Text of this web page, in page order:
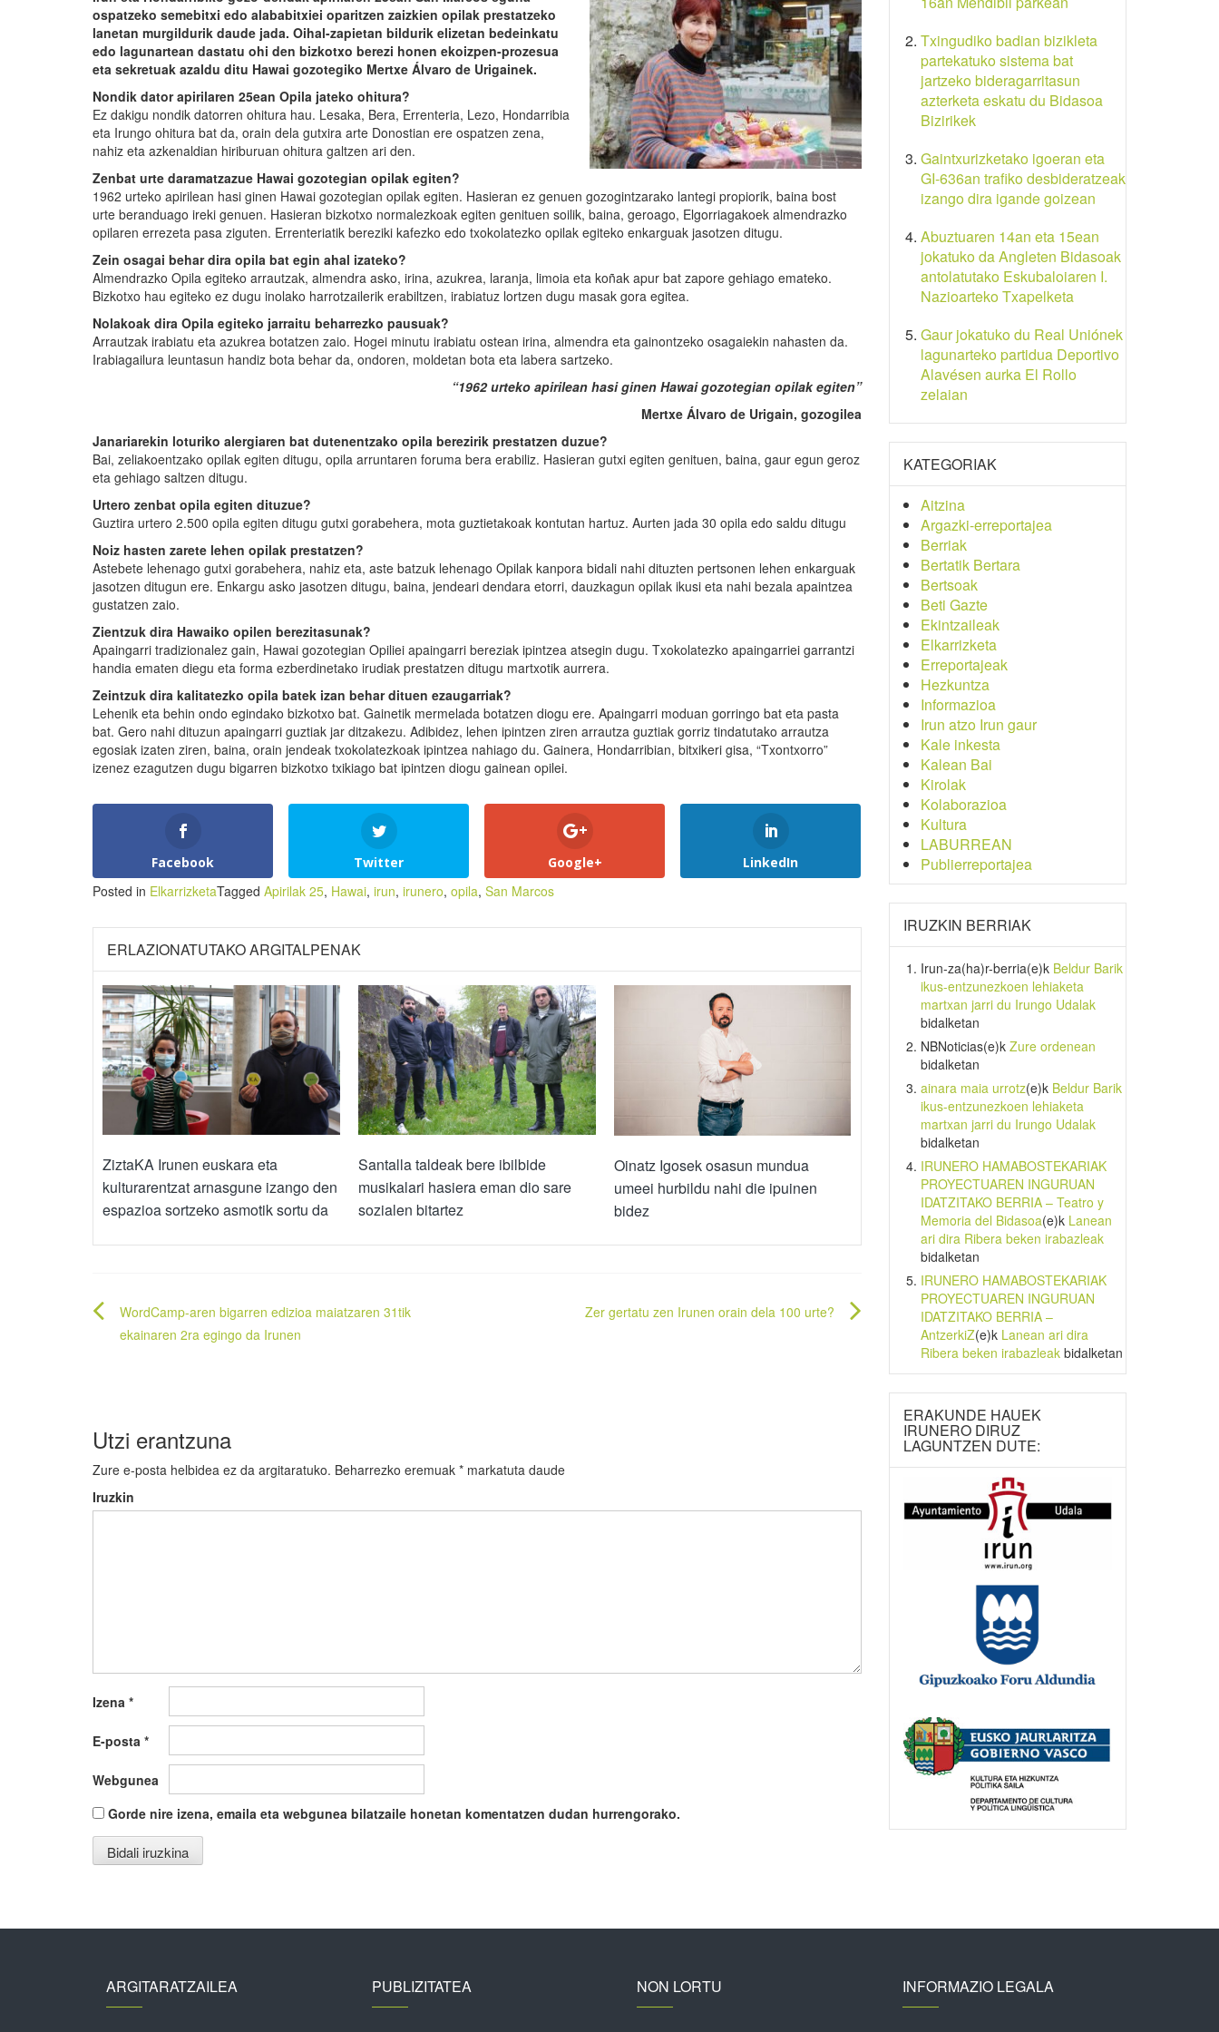
ospatzeko semebitxi edo alababitxiei oparitzen zaizkien opilak prestatzeko
lanetan murgildurik daude jada. Oihal-zapietan bildurik elizetan bedeinkatu
edo lagunartean dastatu ohi den bizkotxo berezi honen ekoizpen-prozesua
eta sekretuak azaldu ditu Hawai gozotegiko Mertxe Álvaro de Urigainek.
Nondik dator apirilaren 25ean Opila jateko ohitura?
Ez dakigu nondik datorren ohitura hau. Lesaka, Bera, Errenteria, Lezo, Hondarribia
eta Irungo ohitura bat da, orain dela gutxira arte Donostian ere ospatzen zena,
nahiz eta azkenaldian hiriburuan ohitura galtzen ari den.
Zenbat urte daramatzazue Hawai gozotegian opilak egiten?
1962 urteko apirilean hasi ginen Hawai gozotegian opilak egiten. Hasieran ez genuen gozogintzarako lantegi propiorik, baina bost
urte beranduago ireki genuen. Hasieran bizkotxo normalezkoak egiten genituen soilik, baina, geroago, Elgorriagakoek almendrazko
opilaren errezeta pasa ziguten. Errenteriatik bereziki kafezko edo txokolatezko opilak egiteko enkarguak jasotzen ditugu.
Zein osagai behar dira opila bat egin ahal izateko?
Almendrazko Opila egiteko arrautzak, almendra asko, irina, azukrea, laranja, limoia eta koñak apur bat zapore gehiago emateko.
Bizkotxo hau egiteko ez dugu inolako harrotzailerik erabiltzen, irabiatuz lortzen dugu masak gora egitea.
Nolakoak dira Opila egiteko jarraitu beharrezko pausuak?
Arrautzak irabiatu eta azukrea botatzen zaio. Hogei minutu irabiatu ostean irina, almendra eta gainontzeko osagaiekin nahasten da.
Irabiagailura leuntasun handiz bota behar da, ondoren, moldetan bota eta labera sartzeko.
“1962 urteko apirilean hasi ginen Hawai gozotegian opilak egiten”
Mertxe Álvaro de Urigain, gozogilea
Janariarekin loturiko alergiaren bat dutenentzako opila berezirik prestatzen duzue?
Bai, zeliakoentzako opilak egiten ditugu, opila arruntaren foruma bera erabiliz. Hasieran gutxi egiten genituen, baina, gaur egun geroz
eta gehiago saltzen ditugu.
Urtero zenbat opila egiten dituzue?
Guztira urtero 2.500 opila egiten ditugu gutxi gorabehera, mota guztietakoak kontutan hartuz. Aurten jada 30 opila edo saldu ditugu
Noiz hasten zarete lehen opilak prestatzen?
Astebete lehenago gutxi gorabehera, nahiz eta, aste batzuk lehenago Opilak kanpora bidali nahi dituzten pertsonen lehen enkarguak
jasotzen ditugun ere. Enkargu asko jasotzen ditugu, baina, jendeari dendara etorri, dauzkagun opilak ikusi eta nahi bezala apaintzea
gustatzen zaio.
Zientzuk dira Hawaiko opilen berezitasunak?
Apaingarri tradizionalez gain, Hawai gozotegian Opiliei apaingarri bereziak ipintzea atsegin dugu. Txokolatezko apaingarriei garrantzi
handia ematen diegu eta forma ezberdinetako irudiak prestatzen ditugu martxotik aurrera.
Zeintzuk dira kalitatezko opila batek izan behar dituen ezaugarriak?
Lehenik eta behin ondo egindako bizkotxo bat. Gainetik mermelada botatzen diogu ere. Apaingarri moduan gorringo bat eta pasta
bat. Gero nahi dituzun apaingarri guztiak jar ditzakezu. Adibidez, lehen ipintzen ziren arrautza guztiak gorriz tindatutako arrautza
egosiak izaten ziren, baina, orain jendeak txokolatezkoak ipintzea nahiago du. Gainera, Hondarribian, bitxikeri gisa, “Txontxorro”
izenez ezagutzen dugu bigarren bizkotxo txikiago bat ipintzen diogu gainean opilei.
Facebook Twitter Google+ LinkedIn
Posted in ElkarrizketaTagged Apirilak 25, Hawai, irun, irunero, opila, San Marcos
ERLAZIONATUTAKO ARGITALPENAK
ZiztaKA Irunen euskara eta
kulturarentzat arnasgune izango den
espazioa sortzeko asmotik sortu da
Santalla taldeak bere ibilbide
musikalari hasiera eman dio sare
sozialen bitartez
Oinatz Igosek osasun mundua
umeei hurbildu nahi die ipuinen
bidez
Bidalketetan
zehar
WordCamp-aren bigarren edizioa maiatzaren 31tik
ekainaren 2ra egingo da Irunen
Zer gertatu zen Irunen orain dela 100 urte?
Utzi erantzuna
Zure e-posta helbidea ez da argitaratuko. Beharrezko eremuak * markatuta daude
Iruzkin
Izena *
E-posta *
Webgunea
Gorde nire izena, emaila eta webgunea bilatzaile honetan komentatzen dudan hurrengorako.
Txingudiko badian bizikleta
partekatuko sistema bat
jartzeko bideragarritasun
azterketa eskatu du Bidasoa
Bizirikek
Gaintxurizketako igoeran eta
GI-636an trafiko desbideratzeak
izango dira igande goizean
Abuztuaren 14an eta 15ean
jokatuko da Angleten Bidasoak
antolatutako Eskubaloiaren I.
Nazioarteko Txapelketa
Gaur jokatuko du Real Uniónek
lagunarteko partidua Deportivo
Alavésen aurka El Rollo
zelaian
KATEGORIAK
Aitzina
Argazki-erreportajea
Berriak
Bertatik Bertara
Bertsoak
Beti Gazte
Ekintzaileak
Elkarrizketa
Erreportajeak
Hezkuntza
Informazioa
Irun atzo Irun gaur
Kale inkesta
Kalean Bai
Kirolak
Kolaborazioa
Kultura
LABURREAN
Publierreportajea
IRUZKIN BERRIAK
Irun-za(ha)r-berria(e)k Beldur Barik
ikus-entzunezkoen lehiaketa
martxan jarri du Irungo Udalak
bidalketan
NBNoticias(e)k Zure ordenean
bidalketan
ainara maia urrotz(e)k Beldur Barik
ikus-entzunezkoen lehiaketa
martxan jarri du Irungo Udalak
bidalketan
IRUNERO HAMABOSTEKARIAK
PROYECTUAREN INGURUAN
IDATZITAKO BERRIA – Teatro y
Memoria del Bidasoa(e)k Lanean
ari dira Ribera beken irabazleak
bidalketan
IRUNERO HAMABOSTEKARIAK
PROYECTUAREN INGURUAN
IDATZITAKO BERRIA –
AntzerkiZ(e)k Lanean ari dira
Ribera beken irabazleakbidalketan
ERAKUNDE HAUEK
IRUNERO DIRUZ
LAGUNTZEN DUTE:
ARGITARATZAILEA PUBLIZITATEA NON LORTU INFORMAZIO LEGALA